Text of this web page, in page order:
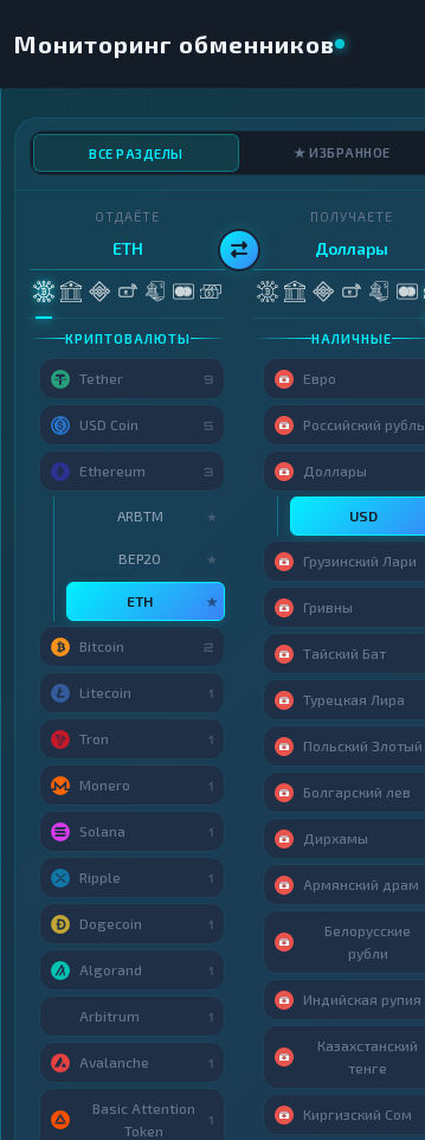
Мониторинг обменников
ВСЕ РАЗДЕЛЫ ★ ИЗБРАННОЕ
ОТДАЁТЕ
ETH
КРИПТОВАЛЮТЫ
Tether 9
USD Coin 5
Ethereum 3
ARBTM ★
BEP20 ★
ETH ★
Bitcoin 2
Litecoin 1
Tron 1
Monero 1
Solana 1
Ripple 1
Dogecoin 1
Algorand 1
Arbitrum 1
Avalanche 1
Basic Attention
Token
1
ПОЛУЧАЕТЕ
Доллары
НАЛИЧНЫЕ
Евро
Российский рубль
Доллары
USD
Грузинский Лари
Гривны
Тайский Бат
Турецкая Лира
Польский Злотый
Болгарский лев
Дирхамы
Армянский драм
Белорусские
рубли
Индийская рупия
Казахстанский
тенге
Киргизский Сом